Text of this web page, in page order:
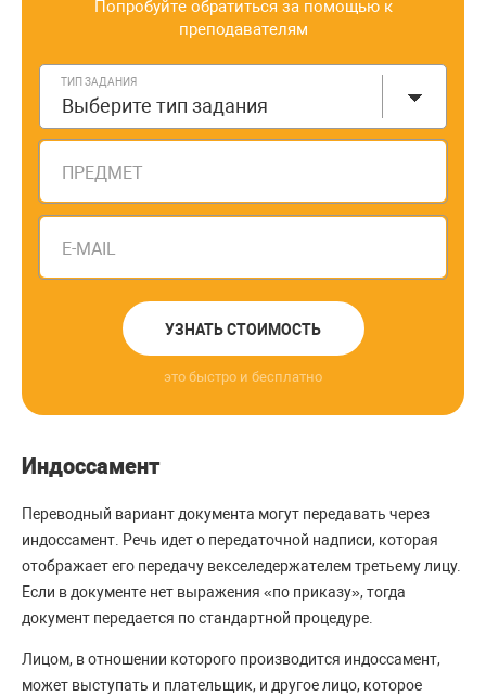
Попробуйте обратиться за помощью к
преподавателям
ТИП ЗАДАНИЯ
Выберите тип задания
ПРЕДМЕТ
E-MAIL
УЗНАТЬ СТОИМОСТЬ
это быстро и бесплатно
Индоссамент
Переводный вариант документа могут передавать через
индоссамент. Речь идет о передаточной надписи, которая
отображает его передачу векселедержателем третьему лицу.
Если в документе нет выражения «по приказу», тогда
документ передается по стандартной процедуре.
Лицом, в отношении которого производится индоссамент,
может выступать и плательщик, и другое лицо, которое